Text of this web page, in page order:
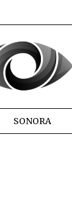
SONORA